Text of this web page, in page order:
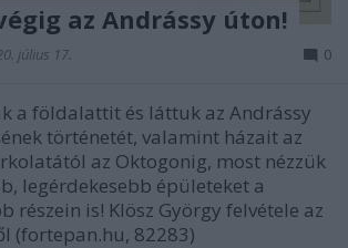
az Andrássy úton!
július 17. 0
a földalattit és láttuk az Andrássy
történetét, valamint házait az
az Oktogonig, most nézzük
legérdekesebb épületeket a
részein is! Klösz György felvétele az
(fortepan.hu, 82283)